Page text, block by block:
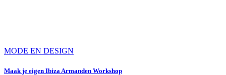
MODE EN DESIGN
Maak je eigen Ibiza Armanden Workshop